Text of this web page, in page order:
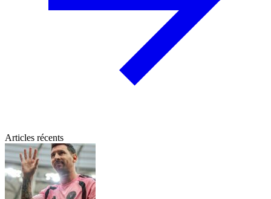
Articles récents